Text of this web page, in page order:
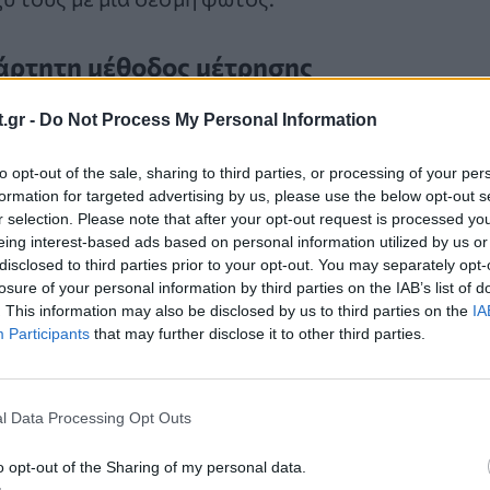
- Do Not Process My Personal Information
opt-out of the sale, sharing to third parties, or processing of your
for targeted advertising by us, please use the below opt-out
selection. Please note that after your opt-out request is processed
interest-based ads based on personal information utilized by us
to third parties prior to your opt-out. You may separately
of your personal information by third parties on the IAB’s list of
This information may also be disclosed by us to third parties on the
Participants that may further disclose it to other third parties.
Data Processing Opt Outs
opt-out of the Sharing of my personal data.
μέθοδος μέτρησης
που περνάει μπορεί να μεταβάλει ελαφρώς τον
, που δημοσιεύθηκε στο περιοδικό
την παρατηρήσιμη τιμή με τρόπο εντελώς
υπόψη τις κοσμικές διακυμάνσεις
δεσμών φωτός», εξηγεί ο Domènech.
αυτές τις ποσότητες με ακρίβεια μέσα